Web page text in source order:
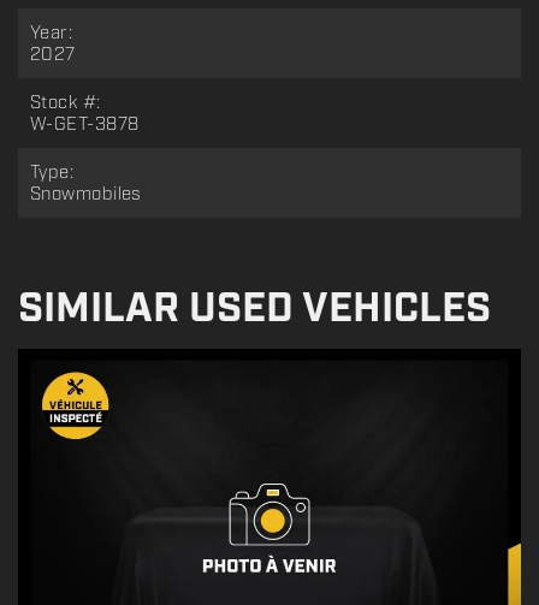
Year:
2027
Stock #:
W-GET-3878
Type:
Snowmobiles
SIMILAR USED VEHICLES